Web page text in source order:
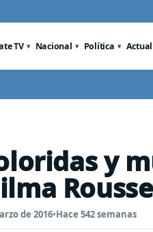
TV Nacional Política
y
de 2016•Hace 542 semanas